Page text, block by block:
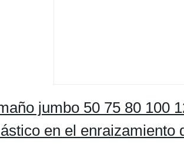
jumbo 50 75 80 100
en el enraizamiento